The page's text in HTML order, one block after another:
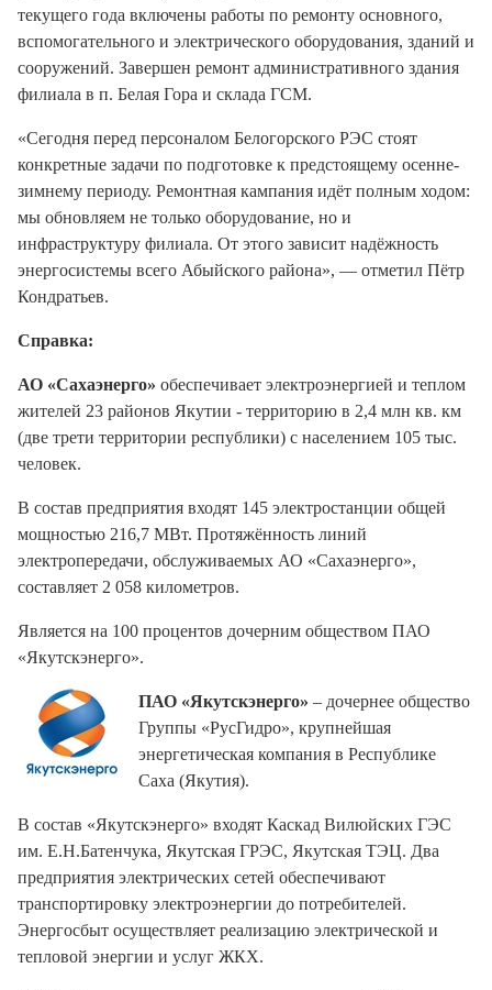
текущего года включены работы по ремонту основного,
вспомогательного и электрического оборудования, зданий и
сооружений. Завершен ремонт административного здания
филиала в п. Белая Гора и склада ГСМ.
«Сегодня перед персоналом Белогорского РЭС стоят
конкретные задачи по подготовке к предстоящему осенне-
зимнему периоду. Ремонтная кампания идёт полным ходом:
мы обновляем не только оборудование, но и
инфраструктуру филиала. От этого зависит надёжность
энергосистемы всего Абыйского района», — отметил Пётр
Кондратьев.
Справка:
АО «Сахаэнерго» обеспечивает электроэнергией и теплом
жителей 23 районов Якутии - территорию в 2,4 млн кв. км
(две трети территории республики) с населением 105 тыс.
человек.
В состав предприятия входят 145 электростанции общей
мощностью 216,7 МВт. Протяжённость линий
электропередачи, обслуживаемых АО «Сахаэнерго»,
составляет 2 058 километров.
Является на 100 процентов дочерним обществом ПАО
«Якутскэнерго».
ПАО «Якутскэнерго» – дочернее общество
Группы «РусГидро», крупнейшая
энергетическая компания в Республике
Саха (Якутия).
В состав «Якутскэнерго» входят Каскад Вилюйских ГЭС
им. Е.Н.Батенчука, Якутская ГРЭС, Якутская ТЭЦ. Два
предприятия электрических сетей обеспечивают
транспортировку электроэнергии до потребителей.
Энергосбыт осуществляет реализацию электрической и
тепловой энергии и услуг ЖКХ.